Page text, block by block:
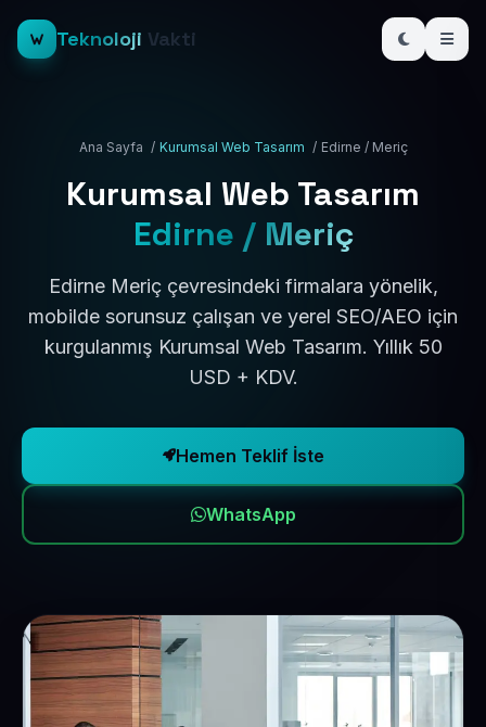
Teknoloji Vakti
Ana Sayfa / Kurumsal Web Tasarım / Edirne / Meriç
Kurumsal Web Tasarım
Edirne / Meriç
Edirne Meriç çevresindeki firmalara yönelik,
mobilde sorunsuz çalışan ve yerel SEO/AEO için
kurgulanmış Kurumsal Web Tasarım. Yıllık 50
USD + KDV.
Hemen Teklif İste
WhatsApp